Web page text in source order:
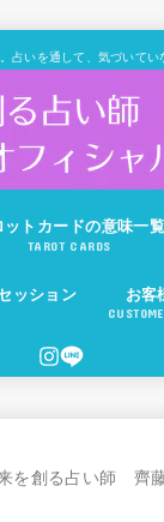
占いを通して、気づいてい
ットカードの意味一覧
TAROT CARDS
ッション お客
を創る占い師 齊